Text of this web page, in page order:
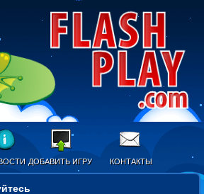
ДОБАВИТЬ ИГРУ КОНТАКТЫ